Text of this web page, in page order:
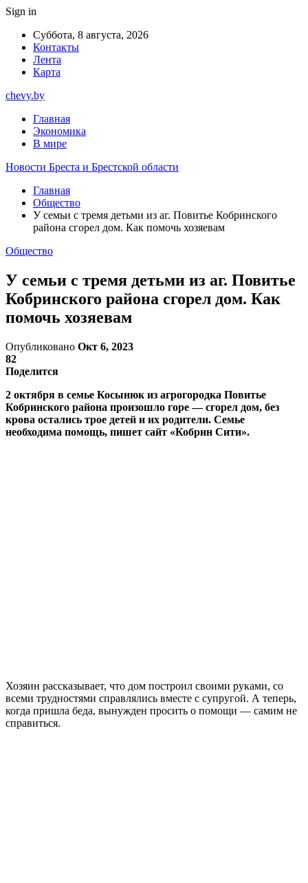
Sign in
Суббота, 8 августа, 2026
Контакты
Лента
Карта
chevy.by
Главная
Экономика
В мире
Новости Бреста и Брестской области
Главная
Общество
У семьи с тремя детьми из аг. Повитье Кобринского
района сгорел дом. Как помочь хозяевам
Общество
У семьи с тремя детьми из аг. Повитье
Кобринского района сгорел дом. Как
помочь хозяевам
Опубликовано Окт 6, 2023
82
Поделится
2 октября в семье Косынюк из агрогородка Повитье
Кобринского района произошло горе — сгорел дом, без
крова остались трое детей и их родители. Семье
необходима помощь, пишет сайт «Кобрин Сити».
Хозяин рассказывает, что дом построил своими руками, со
всеми трудностями справлялись вместе с супругой. А теперь,
когда пришла беда, вынужден просить о помощи — самим не
справиться.